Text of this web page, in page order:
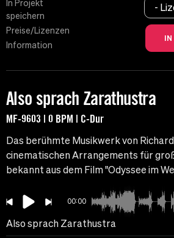
In Projekt
speichern
Preise/Lizenzen
Information
-
Also sprach Zarathustra
MF-9603 | 0 BPM | C-Dur
Das berühmte Musikwerk von
cinematischen Arrangements für
bekannt aus dem Film "Odyssee im
00:00
Also sprach Zarathustra